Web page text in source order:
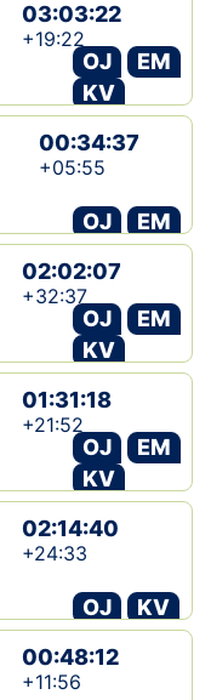
03:03:22
+19:22
OJ
EM
KV
00:34:37
+05:55
OJ
EM
02:02:07
+32:37
OJ
EM
KV
01:31:18
+21:52
OJ
EM
KV
02:14:40
+24:33
OJ
KV
00:48:12
+11:56